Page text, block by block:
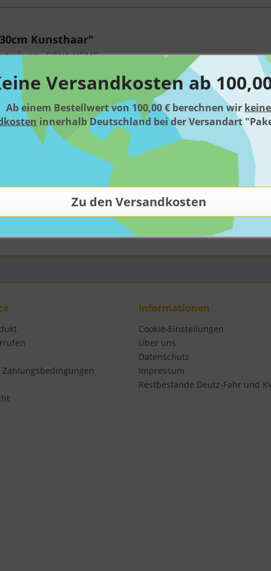
Kunsthaar"
- SIENA HOME
30cm Kunsthaar"
Versandkosten ab
Ab einem Bestellwert von 100,00 € berechnen wir keine
innerhalb Deutschland bei der Versandart
Informationen
Cookie-Einstellungen
Über uns
Datenschutz
Impressum
Restbestände Deutz-Fahr und